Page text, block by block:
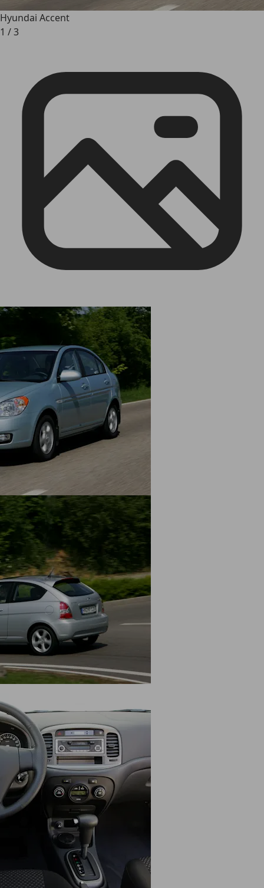
Hyundai Accent
1 /3